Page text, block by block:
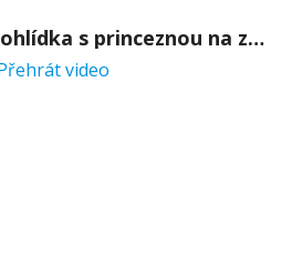
Prohlídka s princeznou na zámku Stekník
video